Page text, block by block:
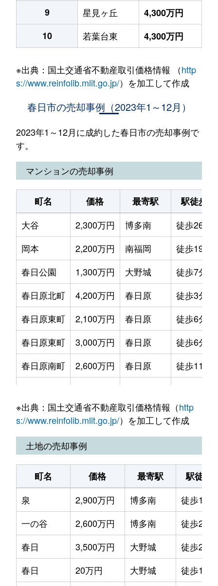
9 星見ヶ丘
4,300万円
10
若葉台東 4,300万円
※出典：国土交通省不動産取引価格情報 （http
s://www.reinfolib.mlit.go.jp/）を加工して作成
春日市の売却事例（2023年1～12月）
2023年1～12月に成約した春日市の売却事例で
す。
マンションの売却事例
町名 価格 最寄駅
駅徒歩
大谷
2,300万円 博多南
徒歩26分
岡本
2,200万円 南福岡
徒歩19分
春日公園
1,300万円 大野城
徒歩7分
春日原北町
4,200万円 春日原
徒歩3分
春日原東町
2,100万円 春日原
徒歩6分
春日原東町
3,000万円 春日原
徒歩6分
春日原南町
2,600万円 春日原
徒歩11分
上白水
1,700万円 博多南
徒歩5分
上白水
2,300万円 博多南
徒歩8分
小倉
3,200万円 南福岡
徒歩18分
小倉東
770万円 井尻
徒歩16分
小倉東
1,900万円 春日(福岡)
徒歩15分
桜ヶ丘
1,100万円 井尻
徒歩12分
桜ヶ丘
1,100万円 井尻
徒歩14分
※出典：国土交通省不動産取引価格情報（http
s://www.reinfolib.mlit.go.jp/）を加工して作成
土地の売却事例
町名 価格 最寄駅
駅徒歩
泉
2,900万円 博多南
徒歩19分
一の谷
2,600万円 博多南
徒歩25分
春日
3,500万円 大野城
徒歩22分
春日
20万円 大野城
徒歩16分